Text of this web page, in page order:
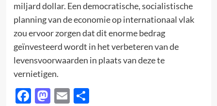
miljard dollar. Een democratische, socialistische
planning van de economie op internationaal vlak
zou ervoor zorgen dat dit enorme bedrag
geïnvesteerd wordt in het verbeteren van de
levensvoorwaarden in plaats van deze te
vernietigen.
Facebook
Mastodon
EmailDelen